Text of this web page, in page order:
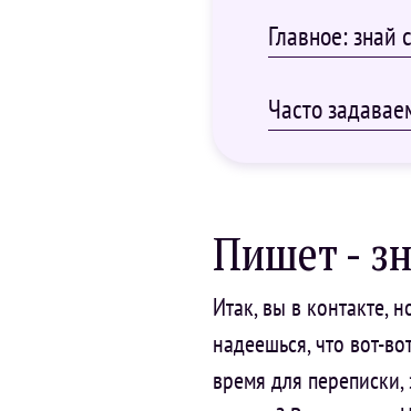
Главное: знай
Часто
Пишет -
Итак, вы в контакте,
надеешься, что вот-
время для